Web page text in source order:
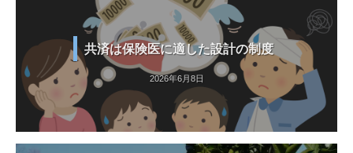
共済は保険医に適した設計の制度
2026年6月8日